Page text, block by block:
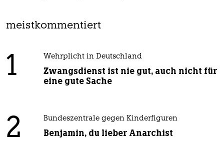
meistkommentiert
1 Wehrplicht in Deutschland
Zwangsdienst ist nie gut, auch nicht für
eine gute Sache
2 Bundeszentrale gegen Kinderfiguren
Benjamin, du lieber Anarchist